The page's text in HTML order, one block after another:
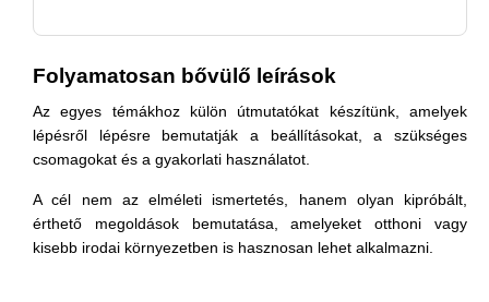
Folyamatosan bővülő leírások
Az egyes témákhoz külön útmutatókat készítünk, amelyek
lépésről lépésre bemutatják a beállításokat, a szükséges
csomagokat és a gyakorlati használatot.
A cél nem az elméleti ismertetés, hanem olyan kipróbált,
érthető megoldások bemutatása, amelyeket otthoni vagy
kisebb irodai környezetben is hasznosan lehet alkalmazni.